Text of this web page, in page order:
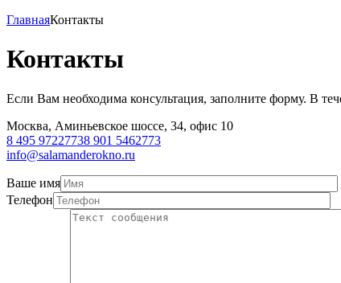
ГлавнаяКонтакты
Контакты
Если Вам необходима консультация, заполните форму. В
Москва, Аминьевское шоссе, 34, офис 10
8 495 97227738 901 5462773
info@salamanderokno.ru
Ваше имя
Телефон